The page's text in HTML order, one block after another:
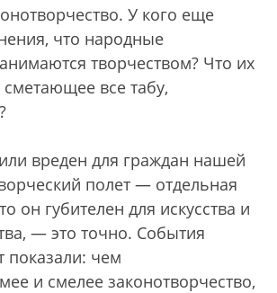
У кого еще
что народные
творчеством? Что их
сметающее все табу,
вреден для граждан нашей
полет — отдельная
он губителен для искусства и
— это точно. События
показали: чем
и смелее законотворчество,